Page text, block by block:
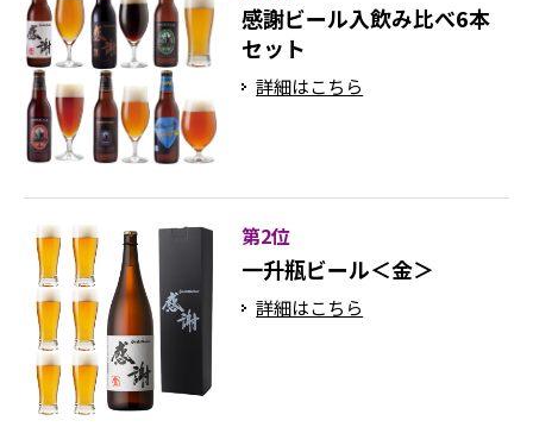
感謝ビール入飲み比べ6本
セット
詳細はこちら
第2位
一升瓶ビール＜金＞
詳細はこちら